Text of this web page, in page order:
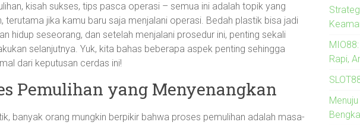
kisah sukses, tips pasca operasi – semua ini adalah topik yang
terutama jika kamu baru saja menjalani operasi. Bedah plastik bisa jadi
hidup seseorang, dan setelah menjalani prosedur ini, penting sekali
selanjutnya. Yuk, kita bahas beberapa aspek penting sehingga
dari keputusan cerdas ini!
Pemulihan yang Menyenangkan
banyak orang mungkin berpikir bahwa proses pemulihan adalah masa-
Rapi,